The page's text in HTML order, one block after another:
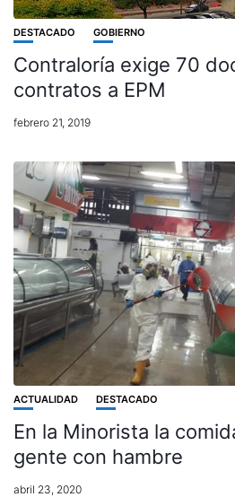
DESTACADO GOBIERNO
Contraloría exige 70
contratos a EPM
febrero 21, 2019
ACTUALIDAD DESTACADO
En la Minorista la
gente con hambre
abril 23, 2020